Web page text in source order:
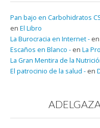
Pan bajo en Carbohidratos
en El Libro
La Burocracia en Internet - en
Escaños en Blanco - en La
La Gran Mentira de la
El patrocinio de la salud - en